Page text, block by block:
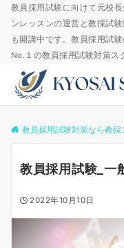
教員採用試験に向けて元校
ンレッスンの運営と教採試
も開講中です。教員採用試
No.１の教員採用試験対策ス
教員採用試験対策なら教採
教員採用試験_
2022年10月10日